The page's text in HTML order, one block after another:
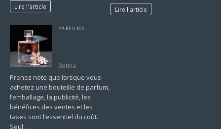
Lire l'article Lire l'article
PARFUMS
Betina
Prenez note que lorsque vous
achetez une bouteille de parfum,
l’emballage, la publicité, les
bénéfices des ventes et les
taxes sont l’essentiel du coût.
Seul…